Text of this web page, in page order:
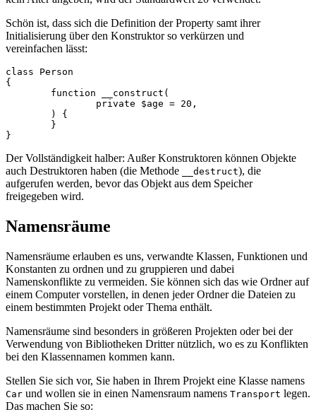
Schön ist, dass sich die Definition der Property samt ihrer
Initialisierung über den Konstruktor so verkürzen und
vereinfachen lässt:
class Person
{
Der Vollständigkeit halber: Außer Konstruktoren können Objekte
auch Destruktoren haben (die Methode
__destruct), die
aufgerufen werden, bevor das Objekt aus dem Speicher
freigegeben wird.
Namensräume
Namensräume erlauben es uns, verwandte Klassen, Funktionen und
Konstanten zu ordnen und zu gruppieren und dabei
Namenskonflikte zu vermeiden. Sie können sich das wie Ordner auf
einem Computer vorstellen, in denen jeder Ordner die Dateien zu
einem bestimmten Projekt oder Thema enthält.
Namensräume sind besonders in größeren Projekten oder bei der
Verwendung von Bibliotheken Dritter nützlich, wo es zu Konflikten
bei den Klassennamen kommen kann.
Stellen Sie sich vor, Sie haben in Ihrem Projekt eine Klasse namens
Car und wollen sie in einen Namensraum namens Transport legen.
Das machen Sie so: